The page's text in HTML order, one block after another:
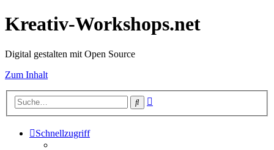
Kreativ-Workshops.net
Digital gestalten mit Open Source
Zum Inhalt
Suche
Schnellzugriff